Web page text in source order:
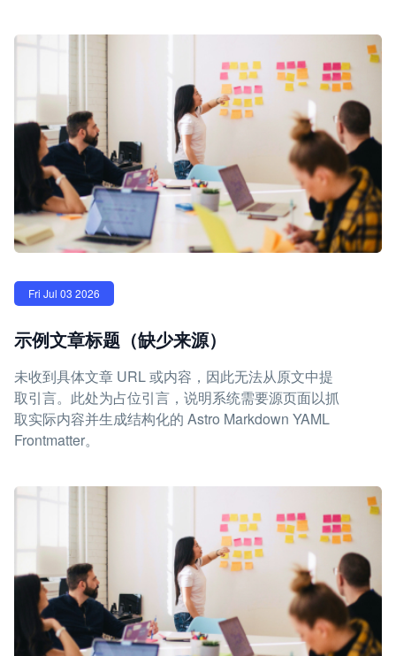
Fri Jul 03 2026
示例文章标题（缺少来源）
未收到具体文章 URL 或内容，因此无法从原文中提
取引言。此处为占位引言，说明系统需要源页面以抓
取实际内容并生成结构化的 Astro Markdown YAML
Frontmatter。